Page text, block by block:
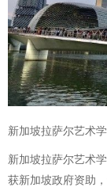
新加坡拉萨尔艺术
新加坡拉萨尔艺术
获新加坡政府资助